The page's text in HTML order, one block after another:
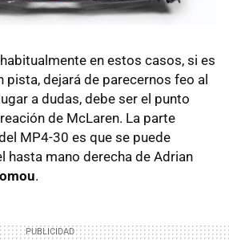
en estos casos, si es
pista, dejará de parecernos feo al
a dudas, debe ser el punto
de McLaren. La parte
MP4-30 es que se puede
hasta mano derecha de Adrian
.